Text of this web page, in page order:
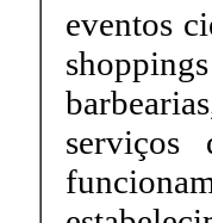
eventos